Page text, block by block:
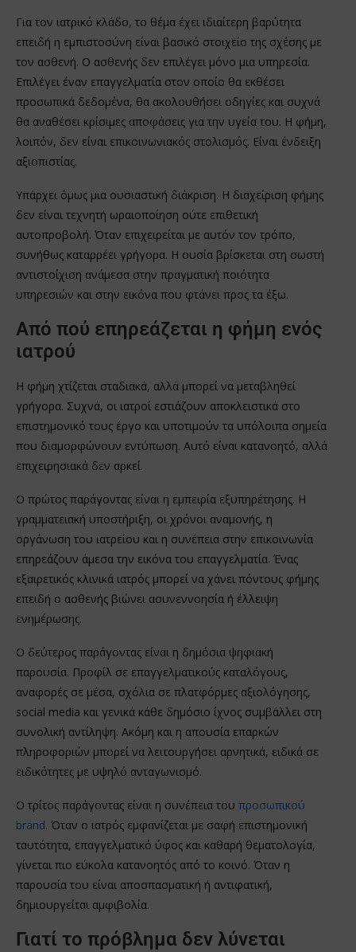
Για τον ιατρικό κλάδο, το θέμα έχει ιδιαίτερη βαρύτητα
επειδή η εμπιστοσύνη είναι βασικό στοιχείο της σχέσης με
τον ασθενή. Ο ασθενής δεν επιλέγει μόνο μια υπηρεσία.
Επιλέγει έναν επαγγελματία στον οποίο θα εκθέσει
προσωπικά δεδομένα, θα ακολουθήσει οδηγίες και συχνά
θα αναθέσει κρίσιμες αποφάσεις για την υγεία του. Η φήμη,
λοιπόν, δεν είναι επικοινωνιακός στολισμός. Είναι ένδειξη
αξιοπιστίας.
Υπάρχει όμως μια ουσιαστική διάκριση. Η διαχείριση φήμης
δεν είναι τεχνητή ωραιοποίηση ούτε επιθετική
αυτοπροβολή. Όταν επιχειρείται με αυτόν τον τρόπο,
συνήθως καταρρέει γρήγορα. Η ουσία βρίσκεται στη σωστή
αντιστοίχιση ανάμεσα στην πραγματική ποιότητα
υπηρεσιών και στην εικόνα που φτάνει προς τα έξω.
Από πού επηρεάζεται η φήμη ενός
ιατρού
Η φήμη χτίζεται σταδιακά, αλλά μπορεί να μεταβληθεί
γρήγορα. Συχνά, οι ιατροί εστιάζουν αποκλειστικά στο
επιστημονικό τους έργο και υποτιμούν τα υπόλοιπα σημεία
που διαμορφώνουν εντύπωση. Αυτό είναι κατανοητό, αλλά
επιχειρησιακά δεν αρκεί.
Ο πρώτος παράγοντας είναι η εμπειρία εξυπηρέτησης. Η
γραμματειακή υποστήριξη, οι χρόνοι αναμονής, η
οργάνωση του ιατρείου και η συνέπεια στην επικοινωνία
επηρεάζουν άμεσα την εικόνα του επαγγελματία. Ένας
εξαιρετικός κλινικά ιατρός μπορεί να χάνει πόντους φήμης
επειδή ο ασθενής βιώνει ασυνεννοησία ή έλλειψη
ενημέρωσης.
Ο δεύτερος παράγοντας είναι η δημόσια ψηφιακή
παρουσία. Προφίλ σε επαγγελματικούς καταλόγους,
αναφορές σε μέσα, σχόλια σε πλατφόρμες αξιολόγησης,
social media και γενικά κάθε δημόσιο ίχνος συμβάλλει στη
συνολική αντίληψη. Ακόμη και η απουσία επαρκών
πληροφοριών μπορεί να λειτουργήσει αρνητικά, ειδικά σε
ειδικότητες με υψηλό ανταγωνισμό.
Ο τρίτος παράγοντας είναι η συνέπεια του προσωπικού
brand. Όταν ο ιατρός εμφανίζεται με σαφή επιστημονική
ταυτότητα, επαγγελματικό ύφος και καθαρή θεματολογία,
γίνεται πιο εύκολα κατανοητός από το κοινό. Όταν η
παρουσία του είναι αποσπασματική ή αντιφατική,
δημιουργείται αμφιβολία.
Γιατί το πρόβλημα δεν λύνεται